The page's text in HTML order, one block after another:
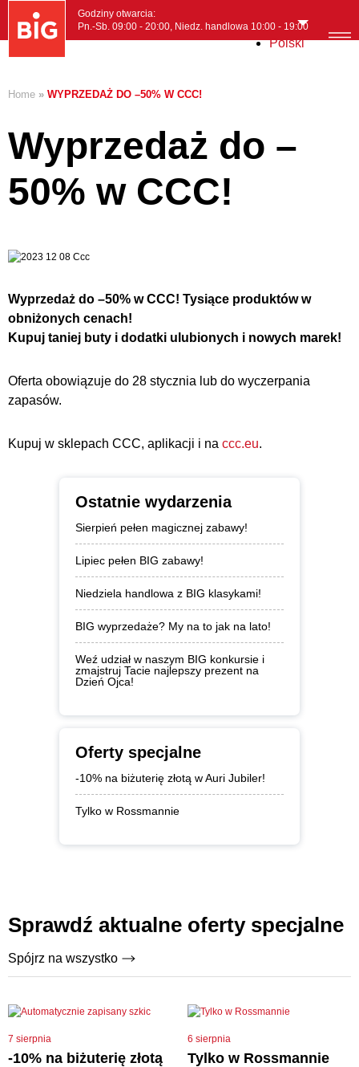
Polski
Godziny otwarcia:
Pn.-Sb. 09:00 - 20:00, Niedz. handlowa 10:00 - 19:00
Home » WYPRZEDAŻ DO –50% W CCC!
Wyprzedaż do –
50% w CCC!
Wyprzedaż do –50% w CCC! Tysiące produktów w
obniżonych cenach!
Kupuj taniej buty i dodatki ulubionych i nowych marek!
Oferta obowiązuje do 28 stycznia lub do wyczerpania
zapasów.
Kupuj w sklepach CCC, aplikacji i na ccc.eu.
Ostatnie wydarzenia
Sierpień pełen magicznej zabawy!
Lipiec pełen BIG zabawy!
Niedziela handlowa z BIG klasykami!
BIG wyprzedaże? My na to jak na lato!
Weź udział w naszym BIG konkursie i
zmajstruj Tacie najlepszy prezent na
Dzień Ojca!
Oferty specjalne
-10% na biżuterię złotą w Auri Jubiler!
Tylko w Rossmannie
Sprawdź aktualne oferty specjalne
Spójrz na wszystko
7 sierpnia
-10% na biżuterię złotą
6 sierpnia
Tylko w Rossmannie